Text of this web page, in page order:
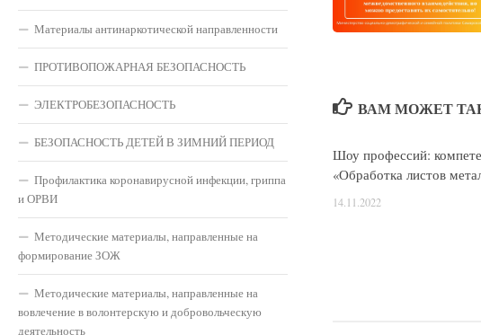
ВАМ МОЖЕТ
Шоу профессий:
«Обработка листов
14.11.2022
Материалы антинаркотической направленности
ПРОТИВОПОЖАРНАЯ БЕЗОПАСНОСТЬ
ЭЛЕКТРОБЕЗОПАСНОСТЬ
БЕЗОПАСНОСТЬ ДЕТЕЙ В ЗИМНИЙ ПЕРИОД
Профилактика коронавирусной инфекции, гриппа
и ОРВИ
Методические материалы, направленные на
формирование ЗОЖ
Методические материалы, направленные на
вовлечение в волонтерскую и добровольческую
деятельность